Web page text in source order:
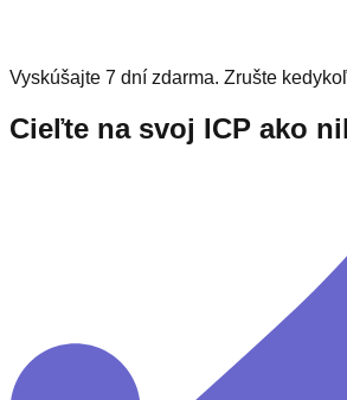
Vyskúšajte 7 dní zdarma. Zrušte
Cieľte na svoj ICP ako